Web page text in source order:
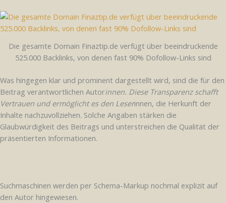
Die gesamte Domain Finaztip.de verfügt über beeindruckende
525.000 Backlinks, von denen fast 90% Dofollow-Links sind
Was hingegen klar und prominent dargestellt wird, sind die für den
Beitrag verantwortlichen Autorinnen. Diese Transparenz schafft
Vertrauen und ermöglicht es den Leserinnen, die Herkunft der
Inhalte nachzuvollziehen. Solche Angaben stärken die
Glaubwürdigkeit des Beitrags und unterstreichen die Qualität der
präsentierten Informationen.
Suchmaschinen werden per Schema-Markup nochmal explizit auf
den Autor hingewiesen.